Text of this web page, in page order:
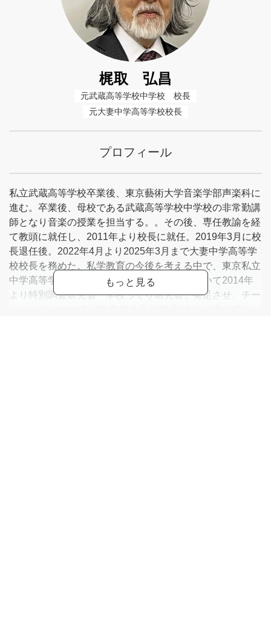
梶取 弘昌
元武蔵高等学校中学校　校長
元大妻中学高等学校校長
プロフィール
私立武蔵高等学校卒業後、東京藝術大学音楽学部声楽科に
進む。卒業後、母校である武蔵高等学校中学校の非常勤講
師となり音楽の授業を担当する。。その後、専任教諭を経
て教頭に就任し、2011年より校長に就任。2019年3月に校
長退任後。2022年4月より2025年3月まで大妻中学高等学
校校長を務めた。私学教育の今後を考える中で、東京私立
中学高等学校協会・東京私学教育研究所において2014年
より特別調査研究会「学校づくり研究会」発足させ、チー